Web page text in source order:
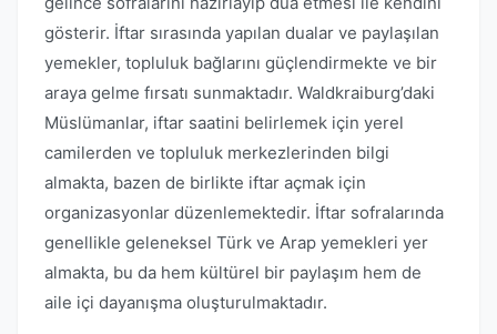
gösterir. İftar sırasında yapılan dualar ve paylaşılan
yemekler, topluluk bağlarını güçlendirmekte ve bir
araya gelme fırsatı sunmaktadır. Waldkraiburg’daki
Müslümanlar, iftar saatini belirlemek için yerel
camilerden ve topluluk merkezlerinden bilgi
almakta, bazen de birlikte iftar açmak için
organizasyonlar düzenlemektedir. İftar sofralarında
genellikle geleneksel Türk ve Arap yemekleri yer
almakta, bu da hem kültürel bir paylaşım hem de
aile içi dayanışma oluşturulmaktadır.